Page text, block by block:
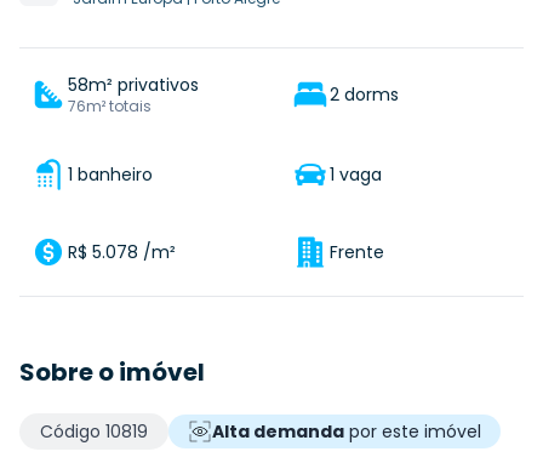
58m² privativos
76m² totais 2 dorms
1 banheiro 1 vaga
R$ 5.078 /m² Frente
Sobre o imóvel
Código 10819 Alta demanda por este imóvel